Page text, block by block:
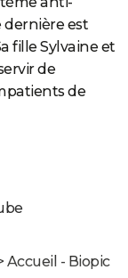
dernière est
fille Sylvaine et
de
de
Accueil - Biopic